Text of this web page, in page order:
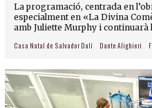
La programació, centrada en
especialment en «La Divina
amb Juliette Murphy i continuarà
Casa Natal de Salvador Dalí Dante Alighieri